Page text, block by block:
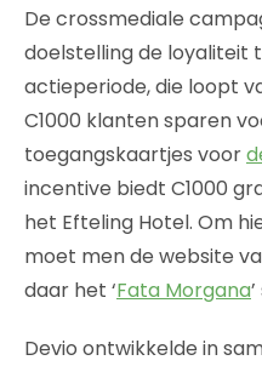
De crossmediale
doelstelling de loyaliteit
actieperiode, die loopt
C1000 klanten sparen
toegangskaartjes voor
incentive biedt C1000
het Efteling Hotel. Om
moet men de website
daar het ‘Fata Morgana
Devio ontwikkelde in